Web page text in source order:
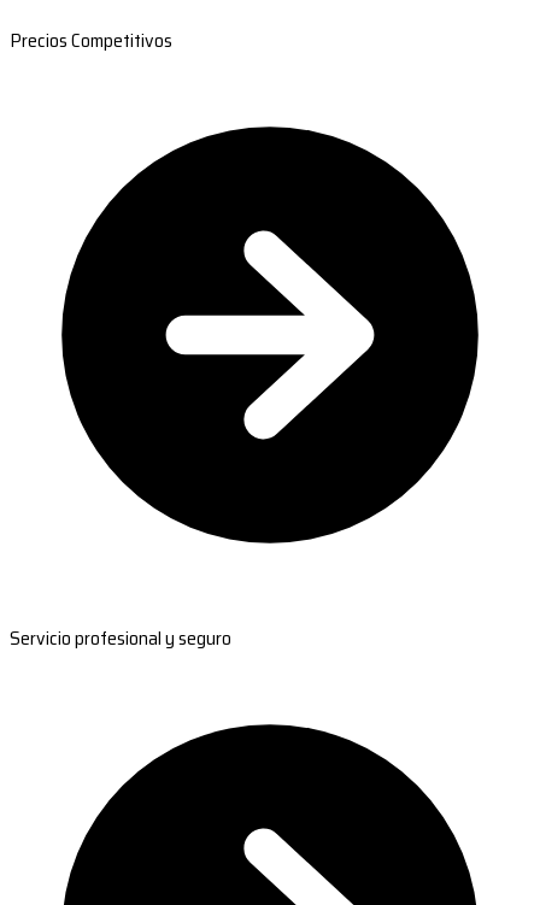
Precios Competitivos
Servicio profesional y seguro